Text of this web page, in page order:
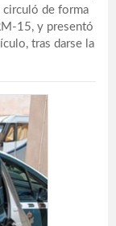
de forma
15, y presentó
tras darse la